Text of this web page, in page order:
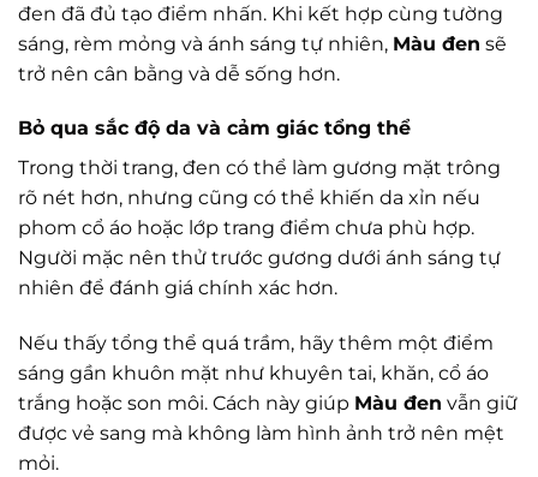
đen đã đủ tạo điểm nhấn. Khi kết hợp cùng tường
sáng, rèm mỏng và ánh sáng tự nhiên, Màu đen sẽ
trở nên cân bằng và dễ sống hơn.
Bỏ qua sắc độ da và cảm giác tổng thể
Trong thời trang, đen có thể làm gương mặt trông
rõ nét hơn, nhưng cũng có thể khiến da xỉn nếu
phom cổ áo hoặc lớp trang điểm chưa phù hợp.
Người mặc nên thử trước gương dưới ánh sáng tự
nhiên để đánh giá chính xác hơn.
Nếu thấy tổng thể quá trầm, hãy thêm một điểm
sáng gần khuôn mặt như khuyên tai, khăn, cổ áo
trắng hoặc son môi. Cách này giúp Màu đen vẫn giữ
được vẻ sang mà không làm hình ảnh trở nên mệt
mỏi.